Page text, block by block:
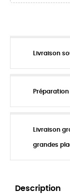
Livraison
Préparation
Livraison
grandes
Description